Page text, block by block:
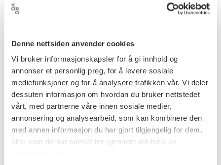
Denne nettsiden anvender cookies
Vi bruker informasjonskapsler for å gi innhold og
annonser et personlig preg, for å levere sosiale
mediefunksjoner og for å analysere trafikken vår. Vi deler
dessuten informasjon om hvordan du bruker nettstedet
vårt, med partnerne våre innen sosiale medier,
annonsering og analysearbeid, som kan kombinere den
med annen informasjon du har gjort tilgjengelig for dem,
eller som de har samlet inn gjennom din bruk av
Postadresse
Postboks 6994
St. Olavs plass
0130 Oslo
post@koro.no